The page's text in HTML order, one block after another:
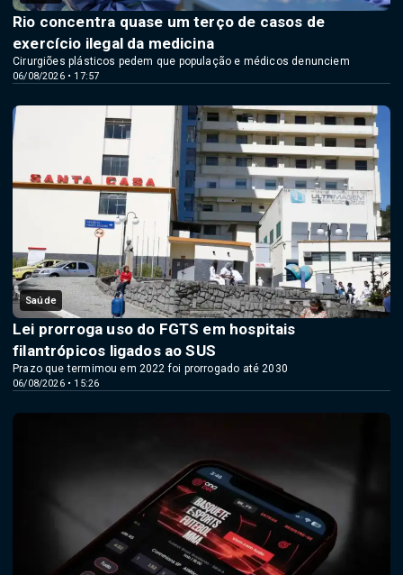
06/08/2026 • 17:57
Rio concentra quase um terço de casos de
exercício ilegal da medicina
Cirurgiões plásticos pedem que população e médicos denunciem
Saúde
06/08/2026 • 15:26
Lei prorroga uso do FGTS em hospitais
filantrópicos ligados ao SUS
Prazo que termimou em 2022 foi prorrogado até 2030